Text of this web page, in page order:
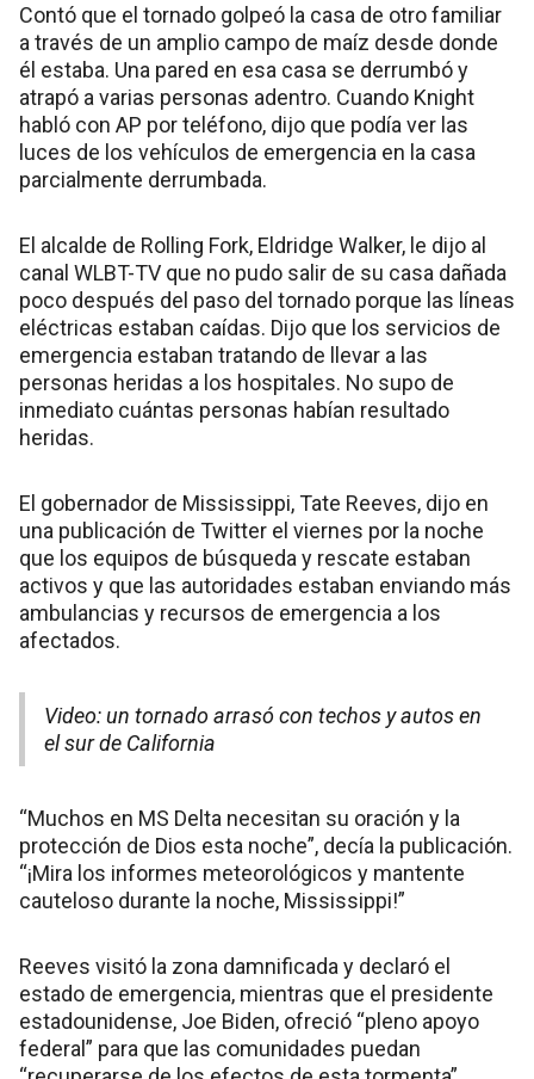
Contó que el tornado golpeó la casa de otro familiar
a través de un amplio campo de maíz desde donde
él estaba. Una pared en esa casa se derrumbó y
atrapó a varias personas adentro. Cuando Knight
habló con AP por teléfono, dijo que podía ver las
luces de los vehículos de emergencia en la casa
parcialmente derrumbada.
El alcalde de Rolling Fork, Eldridge Walker, le dijo al
canal WLBT-TV que no pudo salir de su casa dañada
poco después del paso del tornado porque las líneas
eléctricas estaban caídas. Dijo que los servicios de
emergencia estaban tratando de llevar a las
personas heridas a los hospitales. No supo de
inmediato cuántas personas habían resultado
heridas.
El gobernador de Mississippi, Tate Reeves, dijo en
una publicación de Twitter el viernes por la noche
que los equipos de búsqueda y rescate estaban
activos y que las autoridades estaban enviando más
ambulancias y recursos de emergencia a los
afectados.
Video: un tornado arrasó con techos y autos en
el sur de California
“Muchos en MS Delta necesitan su oración y la
protección de Dios esta noche”, decía la publicación.
“¡Mira los informes meteorológicos y mantente
cauteloso durante la noche, Mississippi!”
Reeves visitó la zona damnificada y declaró el
estado de emergencia, mientras que el presidente
estadounidense, Joe Biden, ofreció “pleno apoyo
federal” para que las comunidades puedan